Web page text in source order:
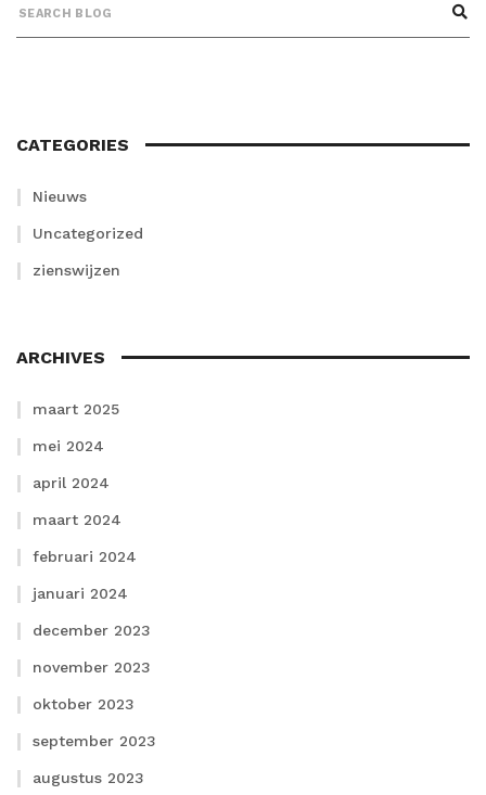
CATEGORIES
Nieuws
Uncategorized
zienswijzen
ARCHIVES
maart 2025
mei 2024
april 2024
maart 2024
februari 2024
januari 2024
december 2023
november 2023
oktober 2023
september 2023
augustus 2023